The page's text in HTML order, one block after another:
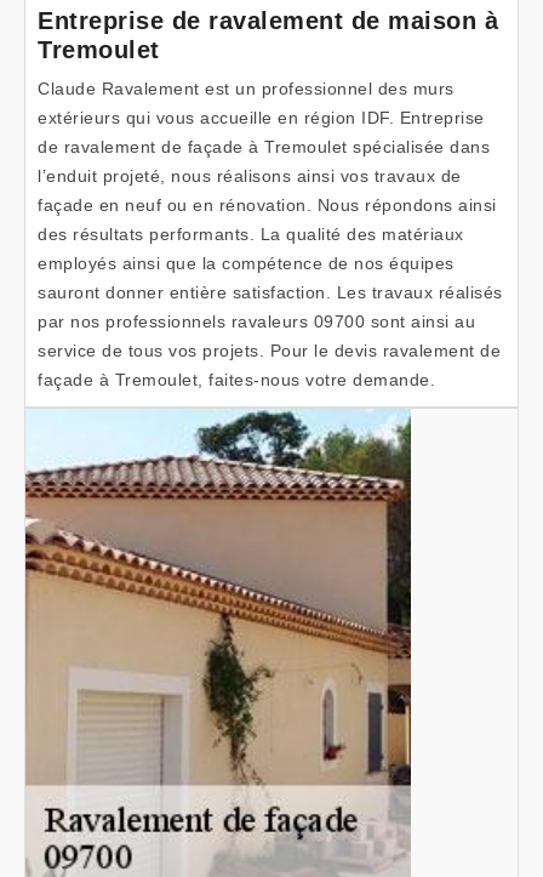
Entreprise de ravalement de maison à
Tremoulet
Claude Ravalement est un professionnel des murs
extérieurs qui vous accueille en région IDF. Entreprise
de ravalement de façade à Tremoulet spécialisée dans
l’enduit projeté, nous réalisons ainsi vos travaux de
façade en neuf ou en rénovation. Nous répondons ainsi
des résultats performants. La qualité des matériaux
employés ainsi que la compétence de nos équipes
sauront donner entière satisfaction. Les travaux réalisés
par nos professionnels ravaleurs 09700 sont ainsi au
service de tous vos projets. Pour le devis ravalement de
façade à Tremoulet, faites-nous votre demande.